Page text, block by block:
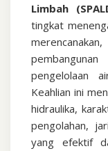
Limbah
tingkat
pengelolaan
Keahlian ini
hidraulika,
pengolahan,
yang efektif